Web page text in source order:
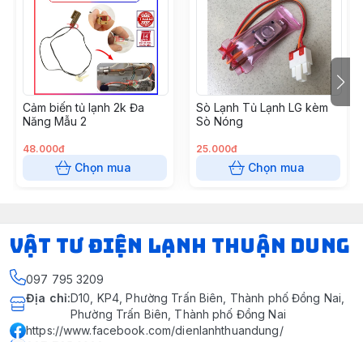
Cảm biến tủ lạnh 2k Đa
Năng Mẫu 2
48.000đ
Chọn mua
Sò Lạnh Tủ Lạnh LG kèm
Sò Nóng
25.000đ
Chọn mua
VẬT TƯ ĐIỆN LẠNH THUẬN DUNG
097 795 3209
Địa chỉ:D10, KP4, Phường Trấn Biên, Thành phố Đồng Nai,
Phường Trấn Biên, Thành phố Đồng Nai
https://www.facebook.com/dienlanhthuandung/